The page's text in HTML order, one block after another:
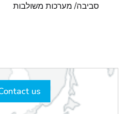
סביבה/ מערכות משולבות
us